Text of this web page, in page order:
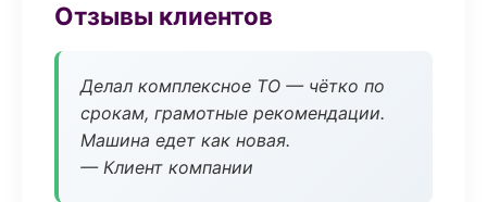
Отзывы клиентов
Делал комплексное ТО — чётко по
срокам, грамотные рекомендации.
Машина едет как новая.
— Клиент компании